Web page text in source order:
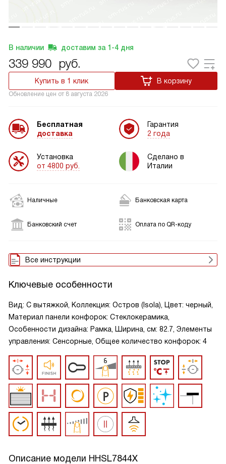
В наличии доставим за 1-4 дня
339 990 руб.
Купить в 1 клик В корзину
Обновление цен от 8 августа 2026
Бесплатная
доставка
Установка
от 4800 руб.
Гарантия
2 года
Сделано в
Италии
Наличные Банковская карта
Банковский счет Оплата по QR-коду
Все инструкции
Ключевые особенности
Вид: С вытяжкой, Коллекция: Остров (Isola), Цвет: черный,
Материал панели конфорок: Стеклокерамика,
Особенности дизайна: Рамка, Ширина, см: 82.7, Элементы
управления: Сенсорные, Общее количество конфорок: 4
Описание модели HHSL7844X